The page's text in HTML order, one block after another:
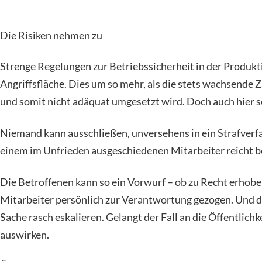
Die Risiken nehmen zu
Strenge Regelungen zur Betriebssicherheit in der
Angriffsfläche. Dies um so mehr, als die stets
und somit nicht adäquat umgesetzt wird. Doch auch
Niemand kann ausschließen, unversehens in ein
einem im Unfrieden ausgeschiedenen Mitarbeiter reicht
Die Betroffenen kann so ein Vorwurf – ob zu Recht
Mitarbeiter persönlich zur Verantwortung gezogen. Und
Sache rasch eskalieren. Gelangt der Fall an die
auswirken.